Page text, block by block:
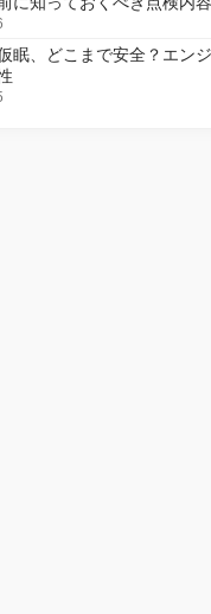
眠、どこまで安全？エン